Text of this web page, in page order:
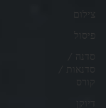
צילום
פיסול
סדנה /
סדנאות /
קורס
דיוקן